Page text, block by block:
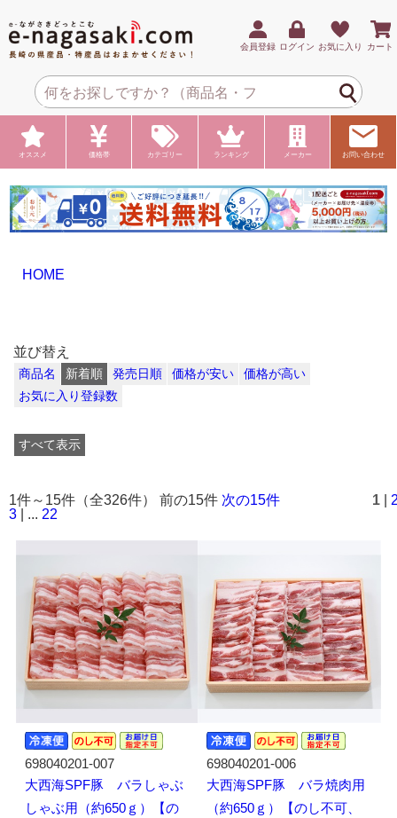
会員登録 ログイン お気に入り カート
オススメ 価格帯 カテゴリー ランキング メーカー お問い合わせ
HOME
並び替え
商品名 新着順 発売日順 価格が安い
価格が高い
お気に入り登録数
すべて表示
1件～15件（全326件） 前の15件 次の15件 1
3 | ... 22
698040201-007
大西海SPF豚 バラしゃぶ
しゃぶ用（約650ｇ）【の
698040201-006
大西海SPF豚 バラ焼肉用
（約650ｇ）【のし不可、